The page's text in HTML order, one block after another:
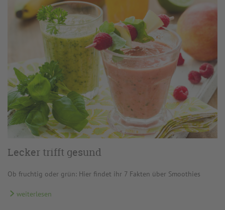
Lecker trifft gesund
Ob fruchtig oder grün: Hier findet ihr 7 Fakten über Smoothies
weiterlesen